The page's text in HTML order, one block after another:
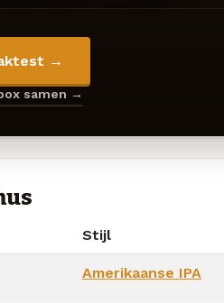
→
samen →
Stijl
Amerikaanse IPA